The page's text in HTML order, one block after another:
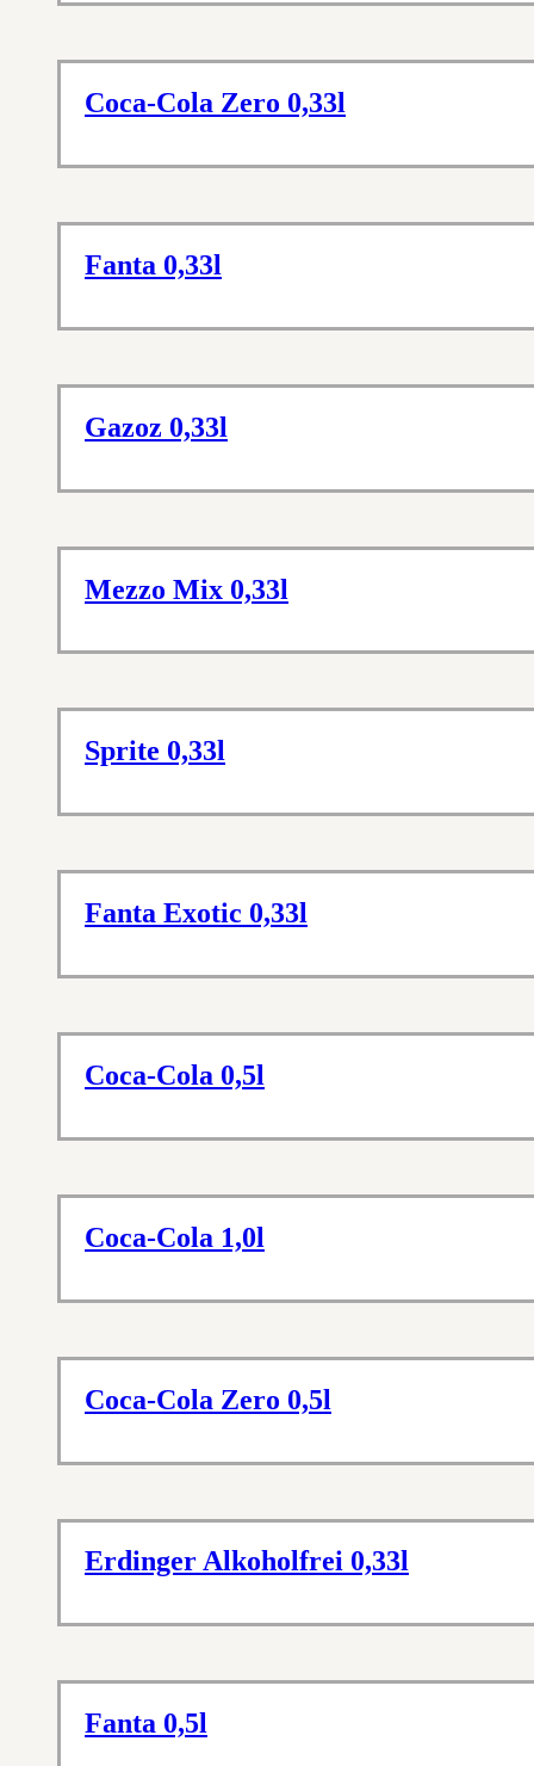
Coca-Cola Zero 0,33l
Fanta 0,33l
Gazoz 0,33l
Mezzo Mix 0,33l
Sprite 0,33l
Fanta Exotic 0,33l
Coca-Cola 0,5l
Coca-Cola 1,0l
Coca-Cola Zero 0,5l
Erdinger Alkoholfrei 0,33l
Fanta 0,5l